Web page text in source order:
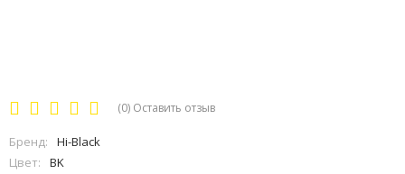
(0) Оставить отзыв
Бренд:
Hi-Black
Цвет:
BK